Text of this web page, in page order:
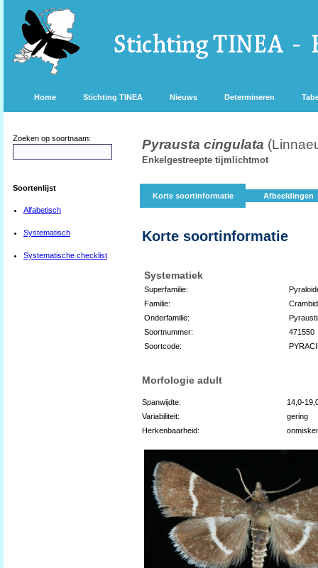
Home Stichting TINEA Nieuws Determineren
Zoeken op soortnaam:
Soortenlijst
Alfabetisch
Systematisch
Systematische checklist
Pyrausta cingulata
Enkelgestreepte tijmlichtmot
Korte soortinformatie Afbeeldingen
Korte soortinformatie
Systematiek
Superfamilie:
Familie:
Onderfamilie:
Soortnummer:
471550
Soortcode:
Morfologie adult
Spanwijdte:
14,0-
Variabiliteit:
gering
Herkenbaarheid: